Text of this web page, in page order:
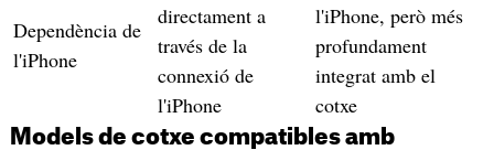
Dependència de
l'iPhone
directament a
través de la
connexió de
l'iPhone
l'iPhone, però més
profundament
integrat amb el
cotxe
Models de cotxe compatibles amb